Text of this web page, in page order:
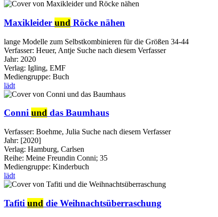
Maxikleider und Röcke nähen
lange Modelle zum Selbstkombinieren für die Größen 34-44
Verfasser: Heuer, Antje Suche nach diesem Verfasser
Jahr: 2020
Verlag: Igling, EMF
Mediengruppe: Buch
lädt
Conni und das Baumhaus
Verfasser: Boehme, Julia Suche nach diesem Verfasser
Jahr: [2020]
Verlag: Hamburg, Carlsen
Reihe: Meine Freundin Conni; 35
Mediengruppe: Kinderbuch
lädt
Tafiti und die Weihnachtsüberraschung